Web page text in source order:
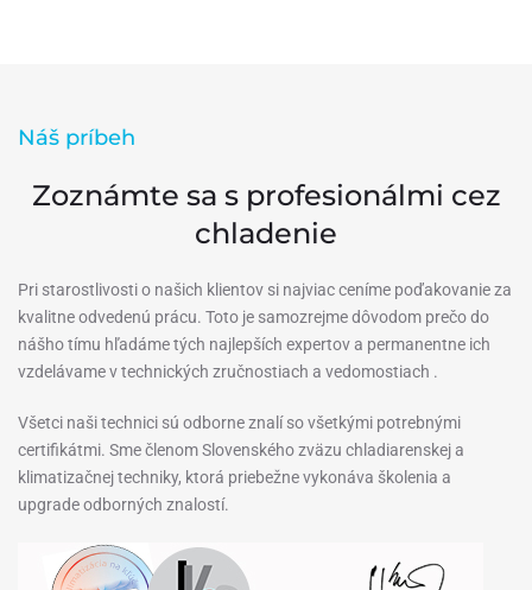
Náš príbeh
Zoznámte sa s profesionálmi cez
chladenie
Pri starostlivosti o našich klientov si najviacceníme poďakovanie za
kvalitne odvedenú prácu. Toto je samozrejme dôvodom prečo do
nášho tímu hľadáme tých najlepších expertov a permanentne ich
vzdelávame v technických zručnostiach a vedomostiach .
Všetci naši technici sú odborne znalí so všetkými potrebnými
certifikátmi. Sme členom Slovenského zväzu chladiarenskej a
klimatizačnej techniky, ktorá priebežne vykonáva školenia a
upgrade odborných znalostí.